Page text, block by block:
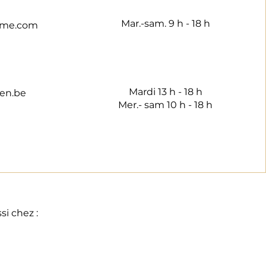
Mar.-sam. 9 h - 18 h
Mardi 13 h - 18 h
Mer.- sam 10 h - 18 h
chez :